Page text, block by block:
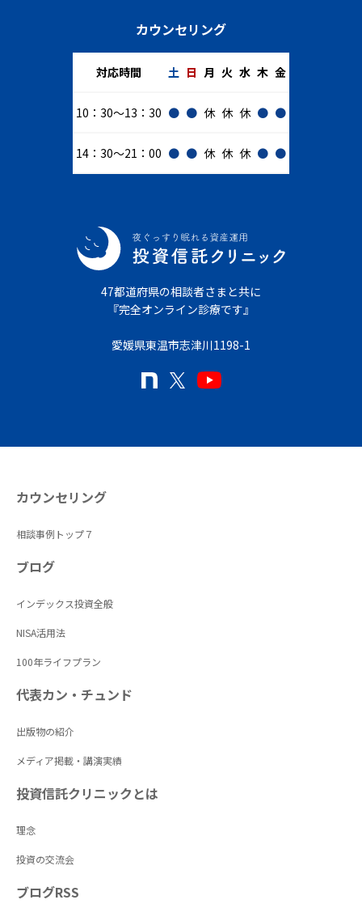
カウンセリング
対応時間 土 日 月 火 水 木 金
10：30～13：30 ● ● 休 休 休 ● ●
14：30～21：00 ● ● 休 休 休 ● ●
47都道府県の相談者さまと共に
『完全オンライン診療です』
愛媛県東温市志津川1198-1
カウンセリング
相談事例トップ７
ブログ
インデックス投資全般
NISA活用法
100年ライフプラン
代表カン・チュンド
出版物の紹介
メディア掲載・講演実績
投資信託クリニックとは
理念
投資の交流会
ブログRSS